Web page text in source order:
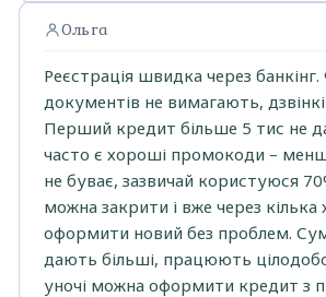
Ольга
Реєстрація швидка через
документів не вимагають,
Перший кредит більше 5 тис не
часто є хороші промокоди –
не буває, зазвичай користуюся
можна закрити і вже через кілька
оформити новий без проблем.
дають більші, працюють
уночі можна оформити кредит з